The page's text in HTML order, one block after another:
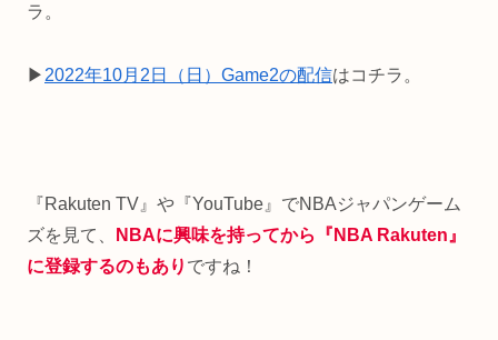
ラ。
▶ 2022年10月2日（日）Game2の配信はコチラ。
『Rakuten TV』や『YouTube』でNBAジャパンゲーム
ズを見て、
NBAに興味を持ってから
『NBA Rakuten』
に登録するのもあり ですね！